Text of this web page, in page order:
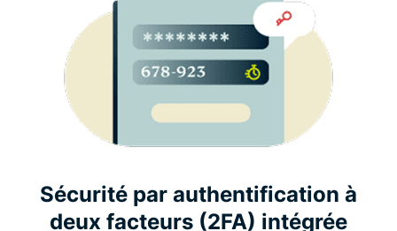
Sécurité par authentification à
deux facteurs (2FA) intégrée